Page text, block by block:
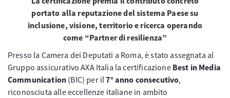
portato alla reputazione del sistema Paese su
inclusione, visione, territorio e ricerca operando
come “Partner di resilienza”
Presso la Camera dei Deputati a Roma, è stato assegnata al
Gruppo assicurativo AXA Italia la certificazione Best in Media
Communication (BIC) per il7° anno consecutivo,
riconosciuta alle eccellenze italiane in ambito